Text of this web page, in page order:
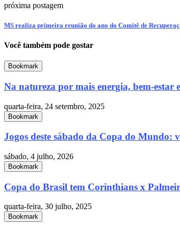
próxima postagem
MS realiza primeira reunião do ano do Comitê de
Você também pode gostar
Bookmark
Na natureza por mais energia, bem-estar
quarta-feira, 24 setembro, 2025
Bookmark
Jogos deste sábado da Copa do Mundo:
sábado, 4 julho, 2026
Bookmark
Copa do Brasil tem Corinthians x
quarta-feira, 30 julho, 2025
Bookmark